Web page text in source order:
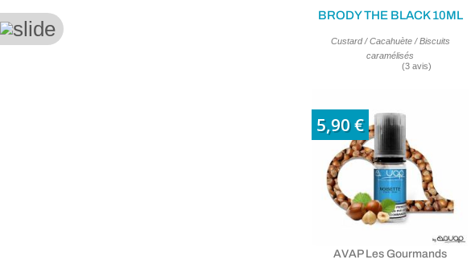
BRODY THE BLACK 10ML
Custard / Cacahuète / Biscuits
caramélisés
5,90 €
AVAP Les Gourmands